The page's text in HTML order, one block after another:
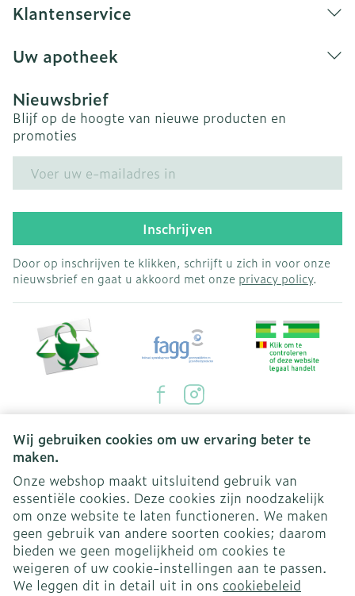
Wij gebruiken cookies om uw ervaring beter te
maken.
Onze webshop maakt uitsluitend gebruik van
essentiële cookies. Deze cookies zijn noodzakelijk
om onze website te laten functioneren. We maken
geen gebruik van andere soorten cookies; daarom
bieden we geen mogelijkheid om cookies te
weigeren of uw cookie-instellingen aan te passen.
We leggen dit in detail uit in ons cookiebeleid
Klantenservice
Uw apotheek
Nieuwsbrief
Blijf op de hoogte van nieuwe producten en
promoties
Inschrijven
Door op inschrijven te klikken, schrijft u zich in voor onze
nieuwsbrief en gaat u akkoord met onze privacy policy.
Juridische links